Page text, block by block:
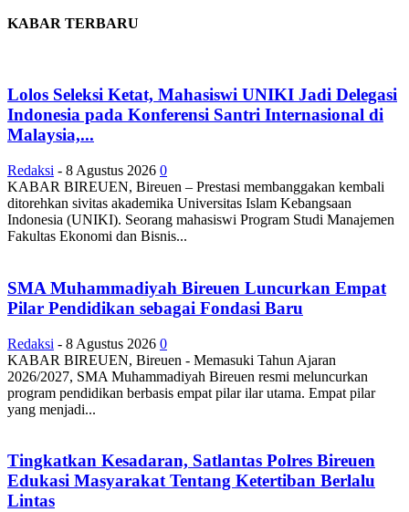
KABAR TERBARU
Lolos Seleksi Ketat, Mahasiswi UNIKI Jadi Delegasi
Indonesia pada Konferensi Santri Internasional di
Malaysia,...
Redaksi - 8 Agustus 2026 0
KABAR BIREUEN, Bireuen – Prestasi membanggakan kembali
ditorehkan sivitas akademika Universitas Islam Kebangsaan
Indonesia (UNIKI). Seorang mahasiswi Program Studi Manajemen
Fakultas Ekonomi dan Bisnis...
SMA Muhammadiyah Bireuen Luncurkan Empat
Pilar Pendidikan sebagai Fondasi Baru
Redaksi - 8 Agustus 2026 0
KABAR BIREUEN, Bireuen - Memasuki Tahun Ajaran
2026/2027, SMA Muhammadiyah Bireuen resmi meluncurkan
program pendidikan berbasis empat pilar ilar utama. Empat pilar
yang menjadi...
Tingkatkan Kesadaran, Satlantas Polres Bireuen
Edukasi Masyarakat Tentang Ketertiban Berlalu
Lintas